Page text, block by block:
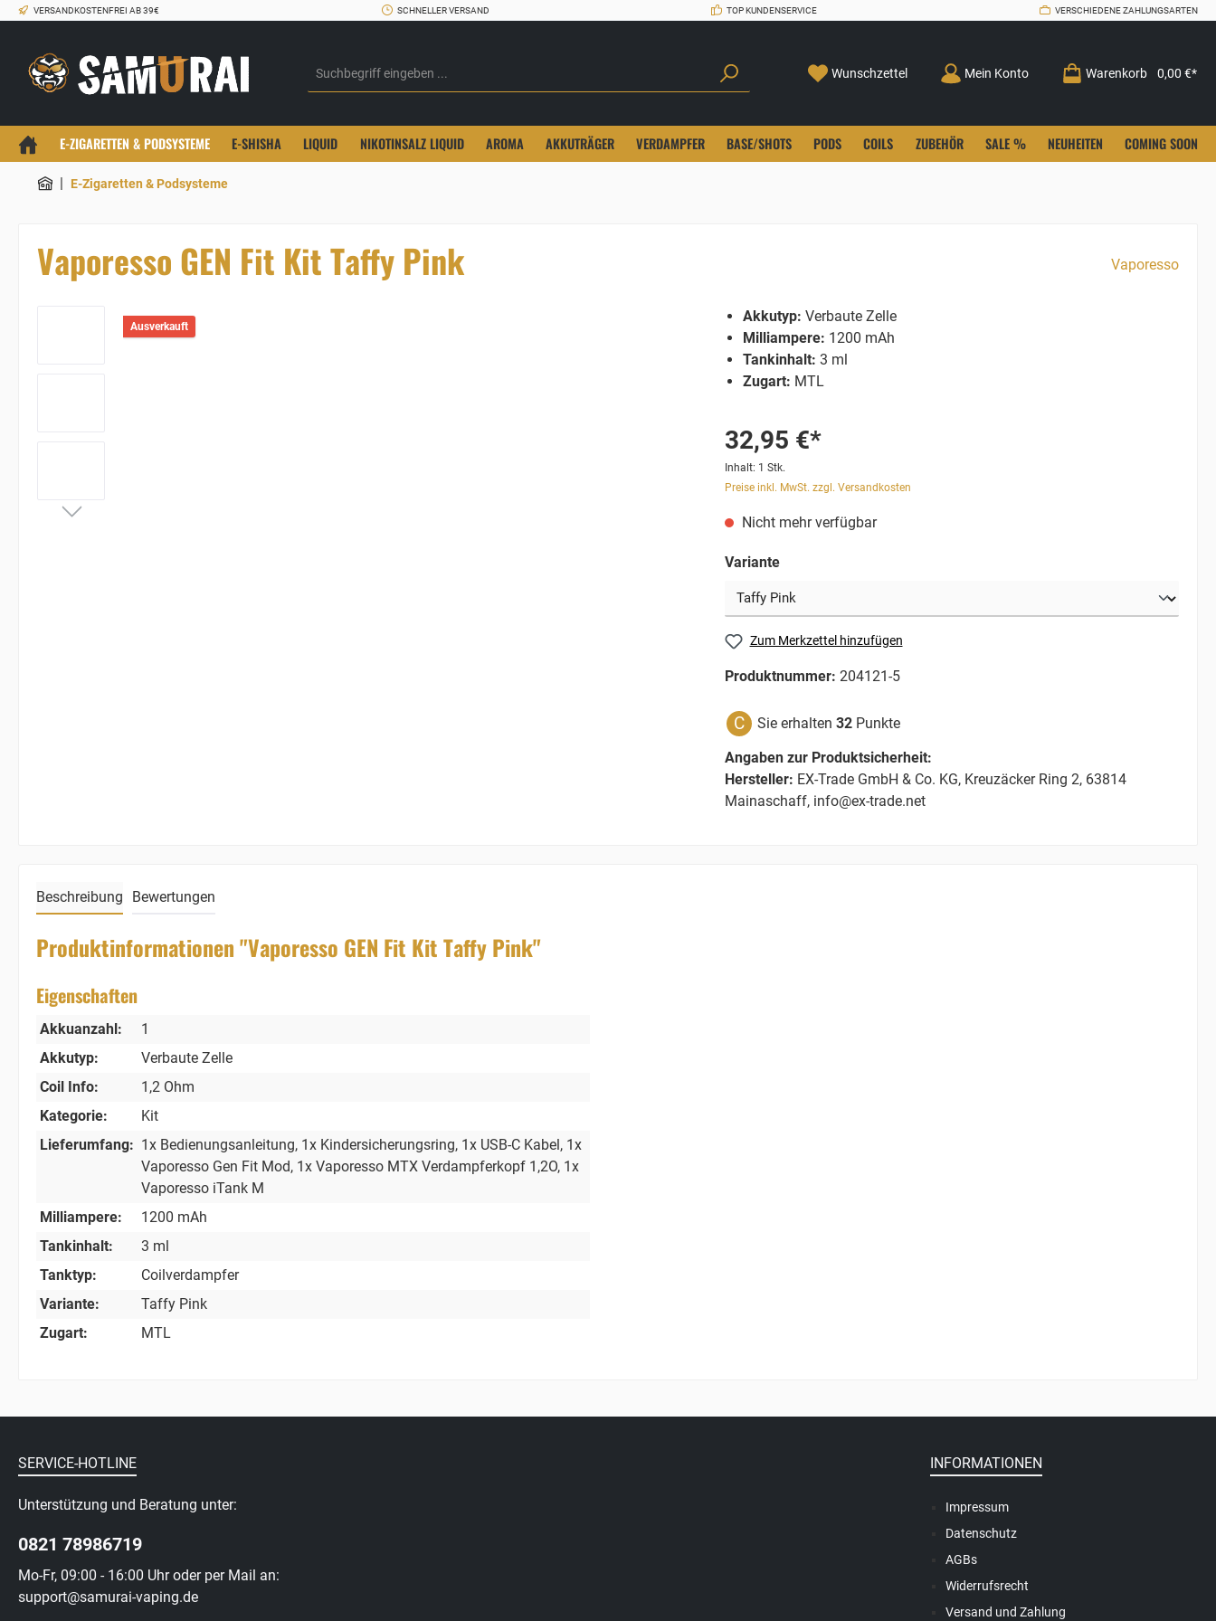
VERSANDKOSTENFREI AB 39€ SCHNELLER VERSAND TOP KUNDENSERVICE VERSCHIEDENE ZAHLUNGSARTEN
Wunschzettel Mein Konto Warenkorb 0,00 €*
E-ZIGARETTEN & PODSYSTEME E-SHISHA LIQUID NIKOTINSALZ LIQUID AROMA AKKUTRÄGER VERDAMPFER BASE/SHOTS PODS COILS ZUBEHÖR SALE % NEUHEITEN COMING SOON
| E-Zigaretten & Podsysteme
Vaporesso GEN Fit Kit Taffy Pink Vaporesso
Ausverkauft
Akkutyp: Verbaute Zelle
Milliampere: 1200 mAh
Tankinhalt: 3 ml
Zugart: MTL
32,95 €*
Inhalt: 1 Stk.
Preise inkl. MwSt. zzgl. Versandkosten
Nicht mehr verfügbar
Variante
Zum Merkzettel hinzufügen
Produktnummer: 204121-5
C Sie erhalten 32 Punkte
Angaben zur Produktsicherheit:
Hersteller: EX-Trade GmbH & Co. KG, Kreuzäcker Ring 2, 63814
Mainaschaff, info@ex-trade.net
Beschreibung Bewertungen
Produktinformationen "Vaporesso GEN Fit Kit Taffy Pink"
Eigenschaften
Akkuanzahl:
1
Akkutyp:
Verbaute Zelle
Coil Info:
1,2 Ohm
Kategorie:
Kit
Lieferumfang: 1x Bedienungsanleitung, 1x Kindersicherungsring, 1x USB-C Kabel, 1x
Vaporesso Gen Fit Mod, 1x Vaporesso MTX Verdampferkopf 1,2O, 1x
Vaporesso iTank M
Milliampere:
1200 mAh
Tankinhalt:
3 ml
Tanktyp:
Coilverdampfer
Variante:
Taffy Pink
Zugart:
MTL
SERVICE-HOTLINE
Unterstützung und Beratung unter:
0821 78986719
Mo-Fr, 09:00 - 16:00 Uhr oder per Mail an:
support@samurai-vaping.de
INFORMATIONEN
Impressum
Datenschutz
AGBs
Widerrufsrecht
Versand und Zahlung